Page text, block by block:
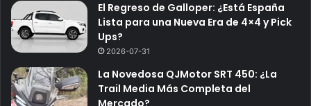
El Regreso de Galloper: ¿Está España
Lista para una Nueva Era de 4×4 y Pick
Ups?
2026-07-31
La Novedosa QJMotor SRT 450: ¿La
Trail Media Más Completa del